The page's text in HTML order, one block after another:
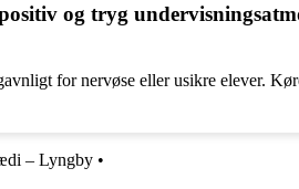
og tryg
for nervøse eller usikre elever.
– Lyngby •